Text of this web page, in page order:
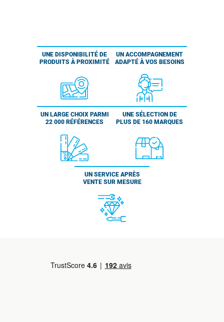
UNE DISPONIBILITÉ DE
PRODUITS À PROXIMITÉ
UN ACCOMPAGNEMENT
ADAPTÉ À VOS BESOINS
UN LARGE CHOIX PARMI
22 000 RÉFÉRENCES
UNE SÉLECTION DE
PLUS DE 160 MARQUES
UN SERVICE APRÈS
VENTE SUR MESURE